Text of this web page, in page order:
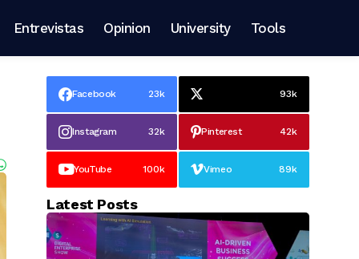
Entrevistas Opinion University Tools
Facebook 23k 93k
Instagram 32k Pinterest 42k
YouTube 100k Vimeo 89k
Latest Posts